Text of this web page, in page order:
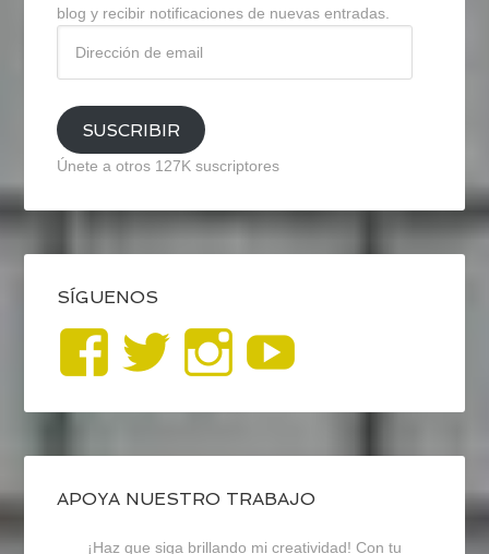
blog y recibir notificaciones de nuevas entradas.
email
SUSCRIBIR
Únete a otros 127K suscriptores
SÍGUENOS
Ver
perfil
de
blogrecursosep
Ver
perfil
de
recursosep
Ver
perfil
de
recursosep
APOYA NUESTRO TRABAJO
¡Haz que siga brillando mi creatividad! Con tu